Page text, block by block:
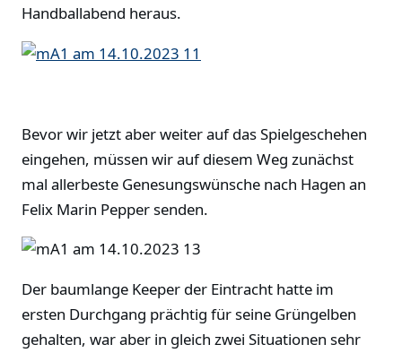
Handballabend heraus.
Bevor wir jetzt aber weiter auf das Spielgeschehen
eingehen, müssen wir auf diesem Weg zunächst
mal allerbeste Genesungswünsche nach Hagen an
Felix Marin Pepper senden.
Der baumlange Keeper der Eintracht hatte im
ersten Durchgang prächtig für seine Grüngelben
gehalten, war aber in gleich zwei Situationen sehr